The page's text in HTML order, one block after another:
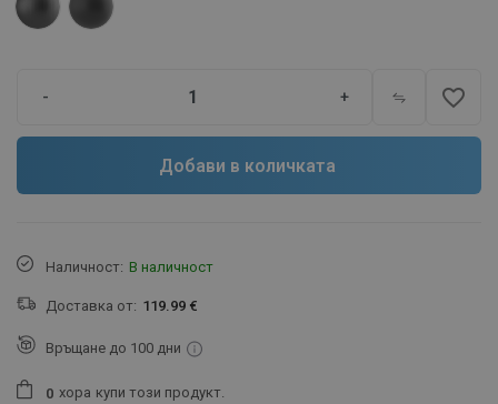
- + favorite_border
Добави в количката
Наличност: В наличност
Доставка от: 119.99 €
Връщане до 100 дни
0 хора купи този продукт.